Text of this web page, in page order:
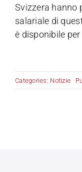
Svizzera hanno
salariale di
è disponibile
Categories: Notizie